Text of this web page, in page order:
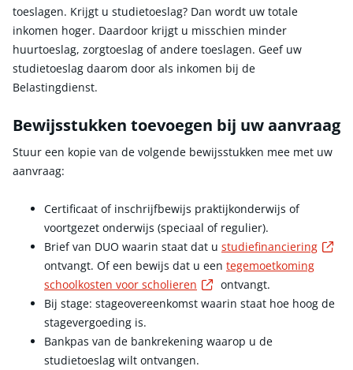
toeslagen. Krijgt u studietoeslag? Dan wordt uw totale
inkomen hoger. Daardoor krijgt u misschien minder
huurtoeslag, zorgtoeslag of andere toeslagen. Geef uw
studietoeslag daarom door als inkomen bij de
Belastingdienst.
Bewijsstukken toevoegen bij uw aanvraag
Stuur een kopie van de volgende bewijsstukken mee met uw
aanvraag:
Certificaat of inschrijfbewijs praktijkonderwijs of
voortgezet onderwijs (speciaal of regulier).
Brief van DUO waarin staat dat u studiefinanciering
ontvangt. Of een bewijs dat u een tegemoetkoming
schoolkosten voor scholieren
Externe link
ontvangt.
Bij stage: stageovereenkomst waarin staat hoe hoog de
stagevergoeding is.
Bankpas van de bankrekening waarop u de
studietoeslag wilt ontvangen.